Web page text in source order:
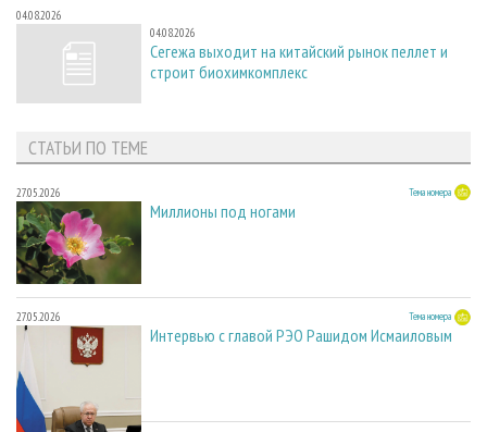
04.08.2026
04.08.2026
Сегежа выходит на китайский рынок пеллет и
строит биохимкомплекс
СТАТЬИ ПО ТЕМЕ
27.05.2026 Тема номера
Миллионы под ногами
27.05.2026 Тема номера
Интервью с главой РЭО Рашидом Исмаиловым